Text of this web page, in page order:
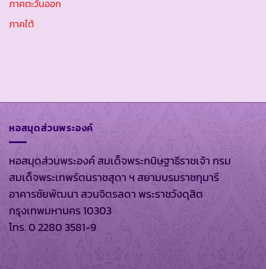
ภาคตะวันออก
ภาคใต้
หอสมุดส่วนพระองค์
หอสมุดส่วนพระองค์ สมเด็จพระกนิษฐาธิราชเจ้า กรม
สมเด็จพระเทพรัตนราชสุดา ฯ สยามบรมราชกุมารี
อาคารชัยพัฒนา สวนจิตรลดา พระราชวังดุสิต
กรุงเทพมหานคร 10303
โทร. 0 2280 3581-9